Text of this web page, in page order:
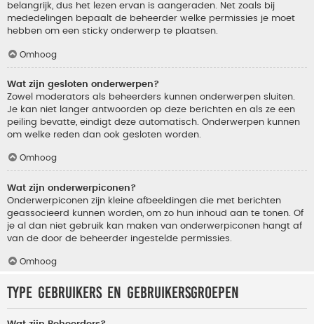
belangrijk, dus het lezen ervan is aangeraden. Net zoals bij
mededelingen bepaalt de beheerder welke permissies je moet
hebben om een sticky onderwerp te plaatsen.
Omhoog
Wat zijn gesloten onderwerpen?
Zowel moderators als beheerders kunnen onderwerpen sluiten.
Je kan niet langer antwoorden op deze berichten en als ze een
peiling bevatte, eindigt deze automatisch. Onderwerpen kunnen
om welke reden dan ook gesloten worden.
Omhoog
Wat zijn onderwerpiconen?
Onderwerpiconen zijn kleine afbeeldingen die met berichten
geassocieerd kunnen worden, om zo hun inhoud aan te tonen. Of
je al dan niet gebruik kan maken van onderwerpiconen hangt af
van de door de beheerder ingestelde permissies.
Omhoog
Type gebruikers en gebruikersgroepen